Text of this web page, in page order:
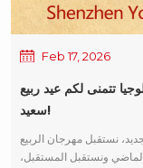
Feb 17, 2026
تتمنى لكم عيد ربيع
سعيد!
نستقبل مهرجان الربيع
ونستقبل المستقبل،